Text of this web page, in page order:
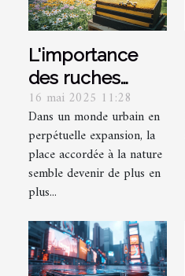
L'importance
des ruches
urbaines pour la
biodiversité et
l'éducation
16 mai 2025 11:28
Dans un monde urbain en
perpétuelle expansion, la
place accordée à la nature
semble devenir de plus en
plus...